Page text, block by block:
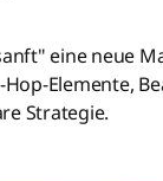
eine neue
Elemente,
Strategie.